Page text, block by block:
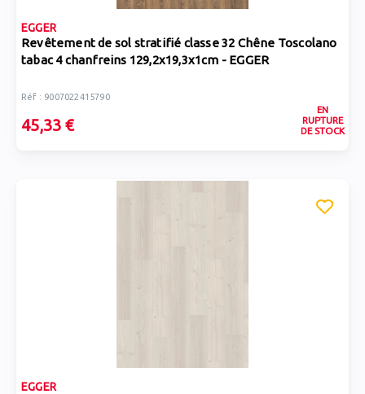
EGGER
Revêtement de sol stratifié classe 32 Chêne Toscolano
tabac 4 chanfreins 129,2x19,3x1cm - EGGER
Réf : 9007022415790
45,33 €
EN
RUPTURE
DE STOCK
EGGER